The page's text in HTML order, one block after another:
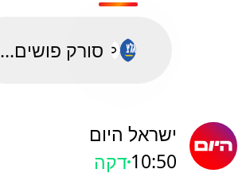
סורק פושים...
ישראל היום
10:50דקה